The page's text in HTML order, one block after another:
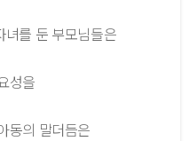
녀를 둔 부모님들은
성을
동의 말더듬은